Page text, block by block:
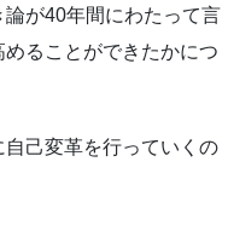
論が40年間にわたって言
ることができたかにつ
己変革を行っていくの